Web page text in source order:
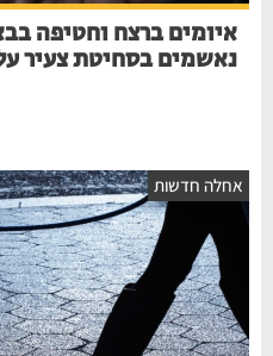
איומים ברצח וחטיפה
נאשמים בסחיטת צעיר
אחלה חדשות